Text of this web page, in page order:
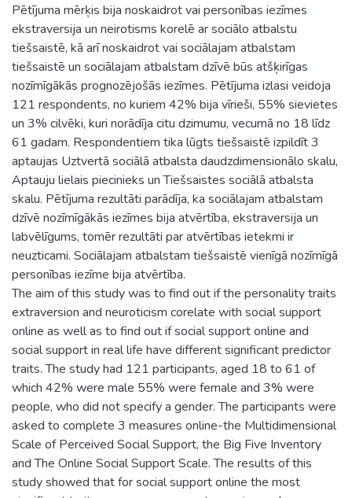
Pētījuma mērķis bija noskaidrot vai personības iezīmes
ekstraversija un neirotisms korelē ar sociālo atbalstu
tiešsaistē, kā arī noskaidrot vai sociālajam atbalstam
tiešsaistē un sociālajam atbalstam dzīvē būs atšķirīgas
nozīmīgākās prognozējošās iezīmes. Pētījuma izlasi veidoja
121 respondents, no kuriem 42% bija vīrieši, 55% sievietes
un 3% cilvēki, kuri norādīja citu dzimumu, vecumā no 18 līdz
61 gadam. Respondentiem tika lūgts tiešsaistē izpildīt 3
aptaujas Uztvertā sociālā atbalsta daudzdimensionālo skalu,
Aptauju lielais piecinieks un Tiešsaistes sociālā atbalsta
skalu. Pētījuma rezultāti parādīja, ka sociālajam atbalstam
dzīvē nozīmīgākās iezīmes bija atvērtība, ekstraversija un
labvēlīgums, tomēr rezultāti par atvērtības ietekmi ir
neuzticami. Sociālajam atbalstam tiešsaistē vienīgā nozīmīgā
personības iezīme bija atvērtība.
The aim of this study was to find out if the personality traits
extraversion and neuroticism corelate with social support
online as well as to find out if social support online and
social support in real life have different significant predictor
traits. The study had 121 participants, aged 18 to 61 of
which 42% were male 55% were female and 3% were
people, who did not specify a gender. The participants were
asked to complete 3 measures online-the Multidimensional
Scale of Perceived Social Support, the Big Five Inventory
and The Online Social Support Scale. The results of this
study showed that for social support online the most